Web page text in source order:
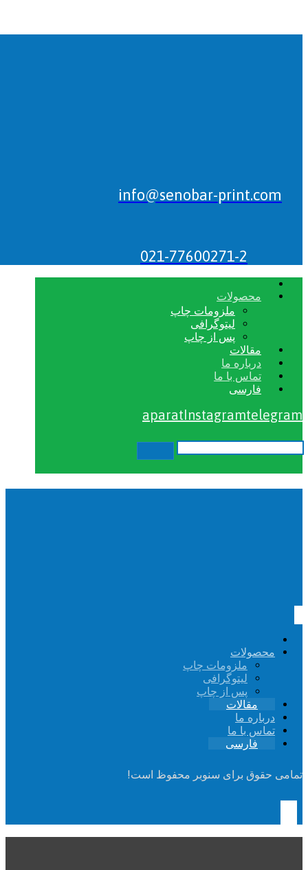
info@senobar-print.com
021-77600271-2
محصولات
ملزومات چاپ
لیتوگرافی
پس از چاپ
مقالات
درباره ما
تماس با ما
فارسی
aparatInstagramtelegram
محصولات
ملزومات چاپ
لیتوگرافی
پس از چاپ
مقالات
درباره ما
تماس با ما
فارسی
تمامی حقوق برای سنوبر محفوظ است!